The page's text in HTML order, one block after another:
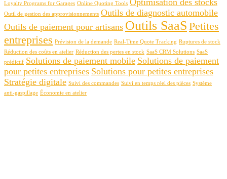
Loyalty Programs for Garages Online Quoting Tools
Outil de gestion des approvisionnements Outils de diagnostic automobile
Outils de paiement pour artisans Outils SaaS Petites
entreprises Prévision de la demande Real-Time Quote Tracking Ruptures de stock
Réduction des coûts en atelier Réduction des pertes en stock SaaS CRM Solutions SaaS
prédictif Solutions de paiement mobile Solutions de paiement
pour petites entreprises Solutions pour petites entreprises
Stratégie digitale Suivi des commandes Suivi en temps réel des pièces Système
anti-gaspillage Économie en atelier